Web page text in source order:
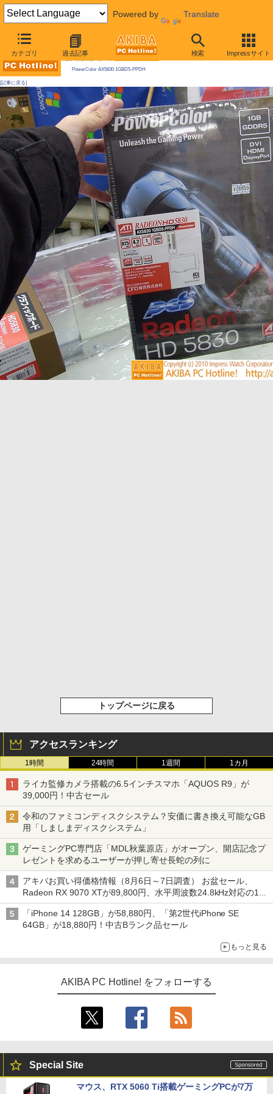
Powered by Translate
カテゴリ 過去記事 検索 Impressサイト
AKIBA PC Hotline! 2010年2月27日号
PowerColor AX5830 1GBD5-PPDH
[記事に戻る]
トップページに戻る
アクセスランキング
1時間 24時間 1週間 1カ月
ライカ監修カメラ搭載の6.5インチスマホ「AQUOS R9」が
39,000円！中古セール
令和のファミコンディスクシステム？安価に書き換え可能なGB
用「しましまディスクシステム」
ゲーミングPC専門店「MDL秋葉原店」がオープン、開店記念プ
レゼントを求めるユーザーが押し寄せ長蛇の列に
アキバお買い得価格情報（8月6日～7日調査） お盆セール、
Radeon RX 9070 XTが89,800円、水平周波数24.8kHz対応の17
型モニターが9,801円、暑さ指数連動セール ほか
「iPhone 14 128GB」が58,880円、「第2世代iPhone SE
64GB」が18,880円！中古Bランク品セール
もっと見る
AKIBA PC Hotline! をフォローする
Special Site
マウス、RTX 5060 Ti搭載ゲーミングPCが7万